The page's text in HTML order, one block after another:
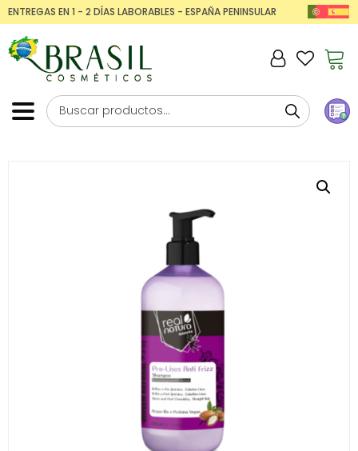
ENTREGAS EN 1 - 2 DÍAS LABORABLES - ESPAÑA PENINSULAR